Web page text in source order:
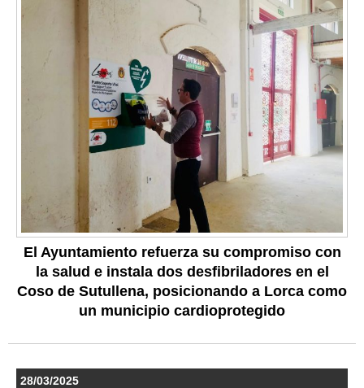
El Ayuntamiento refuerza su compromiso con
la salud e instala dos desfibriladores en el
Coso de Sutullena, posicionando a Lorca como
un municipio cardioprotegido
28/03/2025